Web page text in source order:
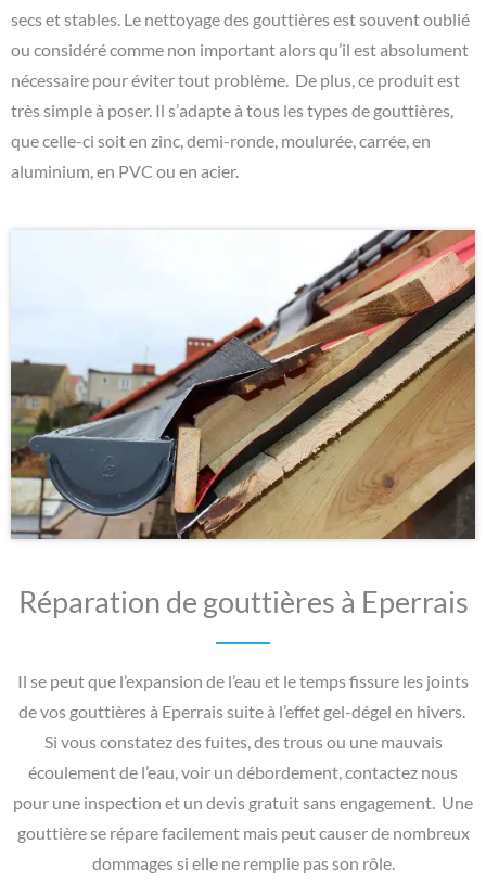
secs et stables. Le nettoyage des gouttières est souvent oublié
ou considéré comme non important alors qu’il est absolument
nécessaire pour éviter tout problème. De plus, ce produit est
très simple à poser. Il s’adapte à tous les types de gouttières,
que celle-ci soit en zinc, demi-ronde, moulurée, carrée, en
aluminium, en PVC ou en acier.
Réparation de gouttières à Eperrais
Il se peut que l’expansion de l’eau et le temps fissure les joints
de vos gouttières à Eperrais suite à l’effet gel-dégel en hivers.
Si vous constatez des fuites, des trous ou une mauvais
écoulement de l’eau, voir un débordement, contactez nous
pour une inspection et un devis gratuit sans engagement. Une
gouttière se répare facilement mais peut causer de nombreux
dommages si elle ne remplie pas son rôle.